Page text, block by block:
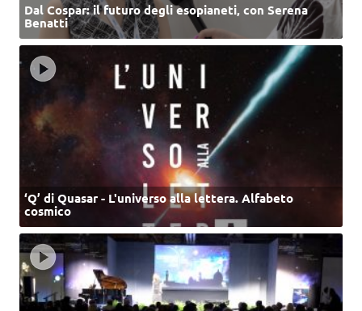
Dal Cospar: il futuro degli esopianeti, con Serena
Benatti
‘Q’ di Quasar - L'universo alla lettera. Alfabeto
cosmico